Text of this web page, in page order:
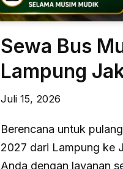
Sewa Bus
Lampung
Juli 15, 2026
Berencana untuk
2027 dari Lampung ke
Anda dengan layanan